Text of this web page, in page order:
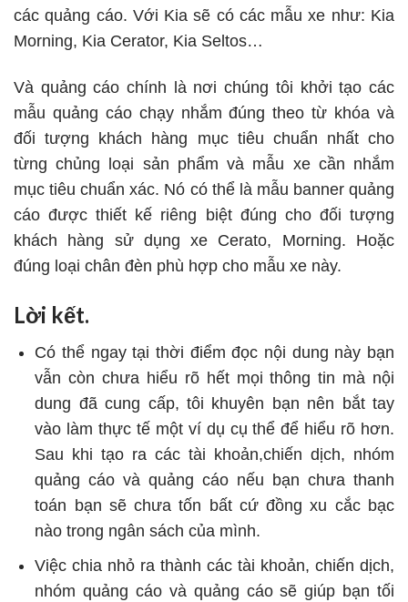
các quảng cáo. Với Kia sẽ có các mẫu xe như: Kia
Morning, Kia Cerator, Kia Seltos…
Và quảng cáo chính là nơi chúng tôi khởi tạo các
mẫu quảng cáo chạy nhắm đúng theo từ khóa và
đối tượng khách hàng mục tiêu chuẩn nhất cho
từng chủng loại sản phẩm và mẫu xe cần nhắm
mục tiêu chuẩn xác. Nó có thể là mẫu banner quảng
cáo được thiết kế riêng biệt đúng cho đối tượng
khách hàng sử dụng xe Cerato, Morning. Hoặc
đúng loại chân đèn phù hợp cho mẫu xe này.
Lời kết.
Có thể ngay tại thời điểm đọc nội dung này bạn
vẫn còn chưa hiểu rõ hết mọi thông tin mà nội
dung đã cung cấp, tôi khuyên bạn nên bắt tay
vào làm thực tế một ví dụ cụ thể để hiểu rõ hơn.
Sau khi tạo ra các tài khoản,chiến dịch, nhóm
quảng cáo và quảng cáo nếu bạn chưa thanh
toán bạn sẽ chưa tốn bất cứ đồng xu cắc bạc
nào trong ngân sách của mình.
Việc chia nhỏ ra thành các tài khoản, chiến dịch,
nhóm quảng cáo và quảng cáo sẽ giúp bạn tối